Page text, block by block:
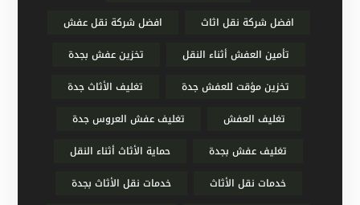
افضل شركة نقل اثاث
افضل شركة نقل عفش
تأمين العفش أثناء النقل
تخزين عفش بجدة
تخزين مؤقت للعفش جدة
تغليف الأثاث جدة
تغليف العفش
تغليف عفش العروس جدة
تغليف عفش بجدة
حماية الأثاث أثناء النقل
خدمات نقل الأثاث
خدمات نقل الأثاث بجدة